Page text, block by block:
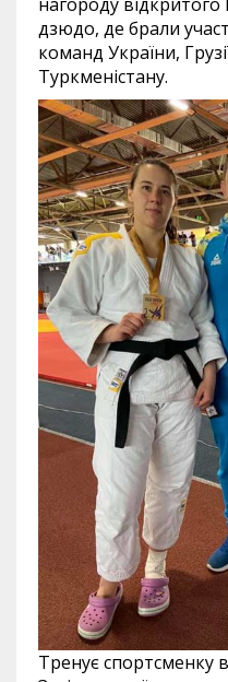
дзюдо, де брали
команд України,
Туркменістану.
Тренує спортсменку